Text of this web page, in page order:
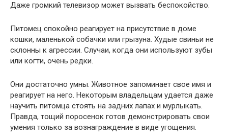
Даже громкий телевизор может вызвать беспокойство.
Питомец спокойно реагирует на присутствие в доме
кошки, маленькой собачки или грызуна. Худые свиньи не
склонны к агрессии. Случаи, когда они используют зубы
или когти, очень редки.
Они достаточно умны. Животное запоминает свое имя и
реагирует на него. Некоторым владельцам удается даже
научить питомца стоять на задних лапах и мурлыкать.
Правда, тощий поросенок готов демонстрировать свои
умения только за вознаграждение в виде угощения.